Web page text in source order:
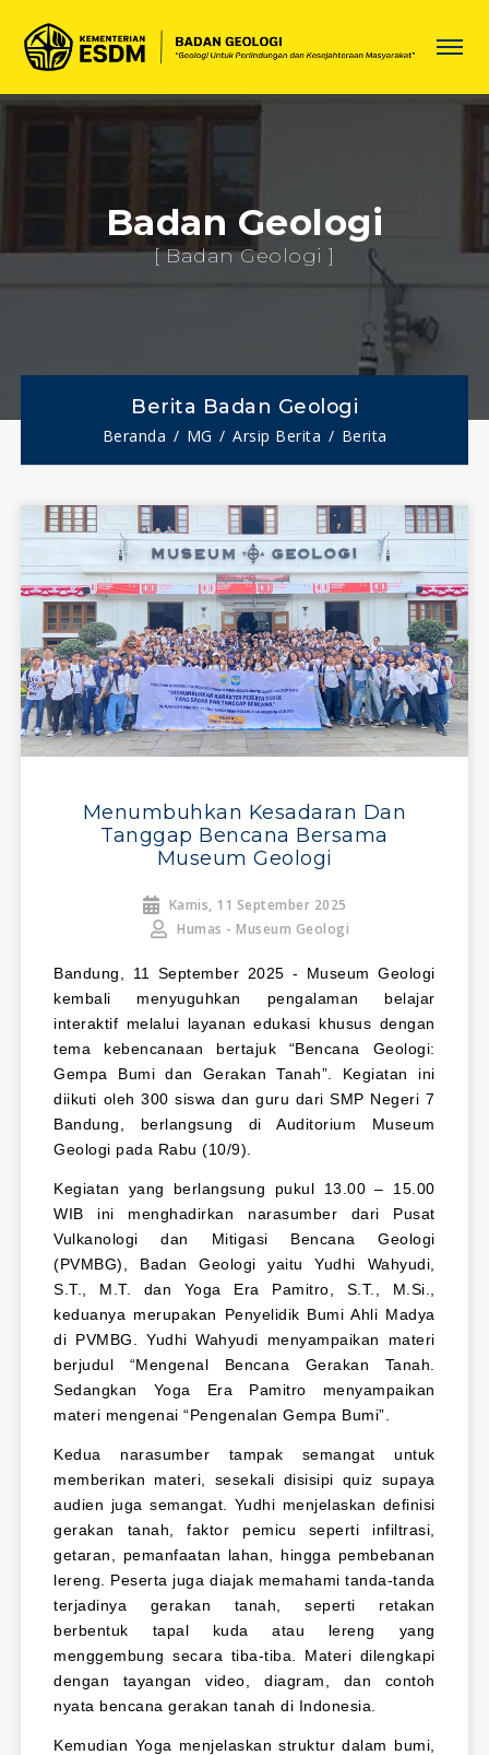
Badan Geologi
[ Badan Geologi ]
Berita Badan Geologi
Beranda MG Arsip Berita Berita
Menumbuhkan Kesadaran Dan
Tanggap Bencana Bersama
Museum Geologi
Kamis, 11 September 2025
Humas - Museum Geologi
Bandung, 11 September 2025 - Museum Geologi
kembali menyuguhkan pengalaman belajar
interaktif melalui layanan edukasi khusus dengan
tema kebencanaan bertajuk “Bencana Geologi:
Gempa Bumi dan Gerakan Tanah”. Kegiatan ini
diikuti oleh 300 siswa dan guru dari SMP Negeri 7
Bandung, berlangsung di Auditorium Museum
Geologi pada Rabu (10/9).
Kegiatan yang berlangsung pukul 13.00 – 15.00
WIB ini menghadirkan narasumber dari Pusat
Vulkanologi dan Mitigasi Bencana Geologi
(PVMBG), Badan Geologi yaitu Yudhi Wahyudi,
S.T., M.T. dan Yoga Era Pamitro, S.T., M.Si.,
keduanya merupakan Penyelidik Bumi Ahli Madya
di PVMBG. Yudhi Wahyudi menyampaikan materi
berjudul “Mengenal Bencana Gerakan Tanah.
Sedangkan Yoga Era Pamitro menyampaikan
materi mengenai “Pengenalan Gempa Bumi”.
Kedua narasumber tampak semangat untuk
memberikan materi, sesekali disisipi quiz supaya
audien juga semangat. Yudhi menjelaskan definisi
gerakan tanah, faktor pemicu seperti infiltrasi,
getaran, pemanfaatan lahan, hingga pembebanan
lereng. Peserta juga diajak memahami tanda-tanda
terjadinya gerakan tanah, seperti retakan
berbentuk tapal kuda atau lereng yang
menggembung secara tiba-tiba. Materi dilengkapi
dengan tayangan video, diagram, dan contoh
nyata bencana gerakan tanah di Indonesia.
Kemudian Yoga menjelaskan struktur dalam bumi,